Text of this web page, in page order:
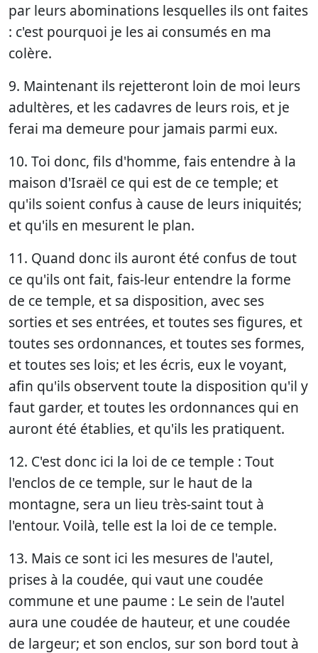
par leurs abominations lesquelles ils ont faites
: c'est pourquoi je les ai consumés en ma
colère.
9. Maintenant ils rejetteront loin de moi leurs
adultères, et les cadavres de leurs rois, et je
ferai ma demeure pour jamais parmi eux.
10. Toi donc, fils d'homme, fais entendre à la
maison d'Israël ce qui est de ce temple; et
qu'ils soient confus à cause de leurs iniquités;
et qu'ils en mesurent le plan.
11. Quand donc ils auront été confus de tout
ce qu'ils ont fait, fais-leur entendre la forme
de ce temple, et sa disposition, avec ses
sorties et ses entrées, et toutes ses figures, et
toutes ses ordonnances, et toutes ses formes,
et toutes ses lois; et les écris, eux le voyant,
afin qu'ils observent toute la disposition qu'il y
faut garder, et toutes les ordonnances qui en
auront été établies, et qu'ils les pratiquent.
12. C'est donc ici la loi de ce temple : Tout
l'enclos de ce temple, sur le haut de la
montagne, sera un lieu très-saint tout à
l'entour. Voilà, telle est la loi de ce temple.
13. Mais ce sont ici les mesures de l'autel,
prises à la coudée, qui vaut une coudée
commune et une paume : Le sein de l'autel
aura une coudée de hauteur, et une coudée
de largeur; et son enclos, sur son bord tout à